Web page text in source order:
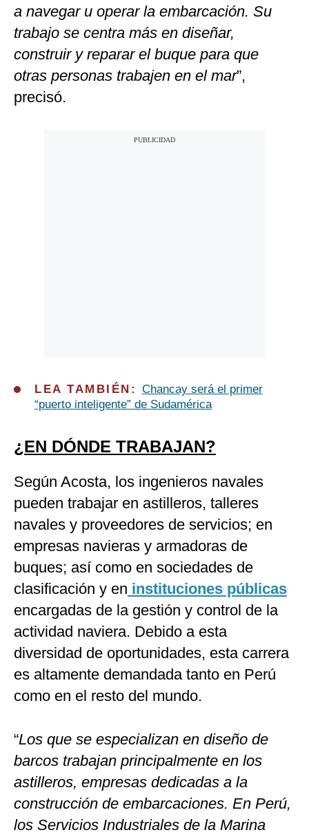
a navegar u operar la embarcación. Su
trabajo se centra más en diseñar,
construir y reparar el buque para que
otras personas trabajen en el mar”,
precisó.
LEA TAMBIÉN: Chancay será el primer
“puerto inteligente” de Sudamérica
¿EN DÓNDE TRABAJAN?
Según Acosta, los ingenieros navales
pueden trabajar en astilleros, talleres
navales y proveedores de servicios; en
empresas navieras y armadoras de
buques; así como en sociedades de
clasificación y en instituciones públicas
encargadas de la gestión y control de la
actividad naviera. Debido a esta
diversidad de oportunidades, esta carrera
es altamente demandada tanto en Perú
como en el resto del mundo.
“Los que se especializan en diseño de
barcos trabajan principalmente en los
astilleros, empresas dedicadas a la
construcción de embarcaciones. En Perú,
los Servicios Industriales de la Marina